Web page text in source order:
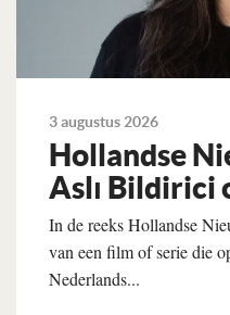
3 augustus 2026
Hollandse
Aslı Bildirici
In de reeks Hollandse
van een film of serie die
Nederlands...